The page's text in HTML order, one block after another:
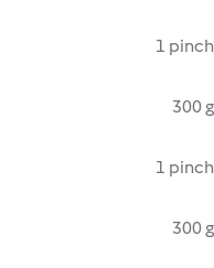
1 pinch
300 g
1 pinch
300 g